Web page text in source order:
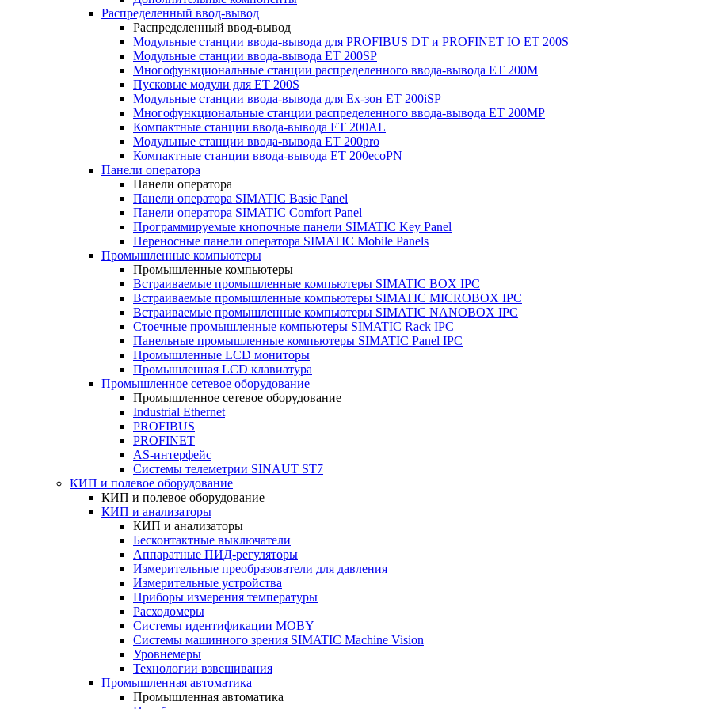
Распределенный ввод-вывод
Распределенный ввод-вывод
Модульные станции ввода-вывода для PROFIBUS DT и PROFINET IO ET 200S
Модульные станции ввода-вывода ET 200SP
Многофункциональные станции распределенного ввода-вывода ET 200M
Пусковые модули для ET 200S
Модульные станции ввода-вывода для Ex-зон ET 200iSP
Многофункциональные станции распределенного ввода-вывода ET 200MP
Компактные станции ввода-вывода ET 200AL
Модульные станции ввода-вывода ET 200pro
Компактные станции ввода-вывода ET 200ecoPN
Панели оператора
Панели оператора
Панели оператора SIMATIC Basic Panel
Панели оператора SIMATIC Comfort Panel
Программируемые кнопочные панели SIMATIC Key Panel
Переносные панели оператора SIMATIC Mobile Panels
Промышленные компьютеры
Промышленные компьютеры
Встраиваемые промышленные компьютеры SIMATIC BOX IPC
Встраиваемые промышленные компьютеры SIMATIC MICROBOX IPC
Встраиваемые промышленные компьютеры SIMATIC NANOBOX IPC
Стоечные промышленные компьютеры SIMATIC Rack IPC
Панельные промышленные компьютеры SIMATIC Panel IPC
Промышленные LCD мониторы
Промышленная LCD клавиатура
Промышленное сетевое оборудование
Промышленное сетевое оборудование
Industrial Ethernet
PROFIBUS
PROFINET
AS-интерфейс
Системы телеметрии SINAUT ST7
КИП и полевое оборудование
КИП и полевое оборудование
КИП и анализаторы
КИП и анализаторы
Бесконтактные выключатели
Аппаратные ПИД-регуляторы
Измерительные преобразователи для давления
Измерительные устройства
Приборы измерения температуры
Расходомеры
Системы идентификации MOBY
Системы машинного зрения SIMATIC Machine Vision
Уровнемеры
Технологии взвешивания
Промышленная автоматика
Промышленная автоматика